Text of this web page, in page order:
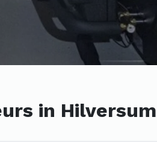
in Hilversum